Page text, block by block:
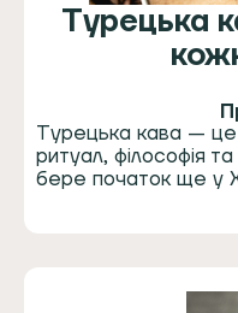
Турецька
Турецька кава —
ритуал, філософія
бере початок ще у